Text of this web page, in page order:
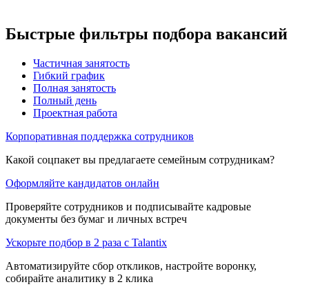
Быстрые фильтры подбора вакансий
Частичная занятость
Гибкий график
Полная занятость
Полный день
Проектная работа
Корпоративная поддержка сотрудников
Какой соцпакет вы предлагаете семейным сотрудникам?
Оформляйте кандидатов онлайн
Проверяйте сотрудников и подписывайте кадровые
документы без бумаг и личных встреч
Ускорьте подбор в 2 раза с Talantix
Автоматизируйте сбор откликов, настройте воронку,
собирайте аналитику в 2 клика